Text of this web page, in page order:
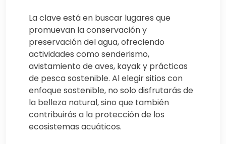
La clave está en buscar lugares que
promuevan la conservación y
preservación del agua, ofreciendo
actividades como senderismo,
avistamiento de aves, kayak y prácticas
de pesca sostenible. Al elegir sitios con
enfoque sostenible, no solo disfrutarás de
la belleza natural, sino que también
contribuirás a la protección de los
ecosistemas acuáticos.